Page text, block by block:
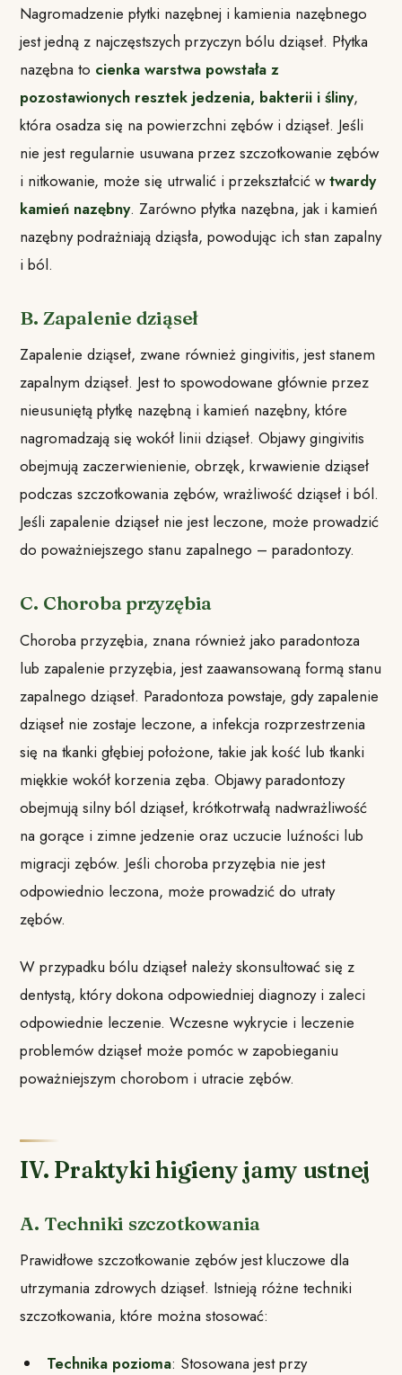
Nagromadzenie płytki nazębnej i kamienia nazębnego
jest jedną z najczęstszych przyczyn bólu dziąseł. Płytka
nazębna to cienka warstwa powstała z
pozostawionych resztek jedzenia, bakterii i śliny,
która osadza się na powierzchni zębów i dziąseł. Jeśli
nie jest regularnie usuwana przez szczotkowanie zębów
i nitkowanie, może się utrwalić i przekształcić wtwardy
kamień nazębny. Zarówno płytka nazębna, jak i kamień
nazębny podrażniają dziąsła, powodując ich stan zapalny
i ból.
B. Zapalenie dziąseł
Zapalenie dziąseł, zwane również gingivitis, jest stanem
zapalnym dziąseł. Jest to spowodowane głównie przez
nieusuniętą płytkę nazębną i kamień nazębny, które
nagromadzają się wokół linii dziąseł. Objawy gingivitis
obejmują zaczerwienienie, obrzęk, krwawienie dziąseł
podczas szczotkowania zębów, wrażliwość dziąseł i ból.
Jeśli zapalenie dziąseł nie jest leczone, może prowadzić
do poważniejszego stanu zapalnego – paradontozy.
C. Choroba przyzębia
Choroba przyzębia, znana również jako paradontoza
lub zapalenie przyzębia, jest zaawansowaną formą stanu
zapalnego dziąseł. Paradontoza powstaje, gdy zapalenie
dziąseł nie zostaje leczone, a infekcja rozprzestrzenia
się na tkanki głębiej położone, takie jak kość lub tkanki
miękkie wokół korzenia zęba. Objawy paradontozy
obejmują silny ból dziąseł, krótkotrwałą nadwrażliwość
na gorące i zimne jedzenie oraz uczucie luźności lub
migracji zębów. Jeśli choroba przyzębia nie jest
odpowiednio leczona, może prowadzić do utraty
zębów.
W przypadku bólu dziąseł należy skonsultować się z
dentystą, który dokona odpowiedniej diagnozy i zaleci
odpowiednie leczenie. Wczesne wykrycie i leczenie
problemów dziąseł może pomóc w zapobieganiu
poważniejszym chorobom i utracie zębów.
IV. Praktyki higieny jamy ustnej
A. Techniki szczotkowania
Prawidłowe szczotkowanie zębów jest kluczowe dla
utrzymania zdrowych dziąseł. Istnieją różne techniki
szczotkowania, które można stosować:
Technika pozioma: Stosowana jest przy